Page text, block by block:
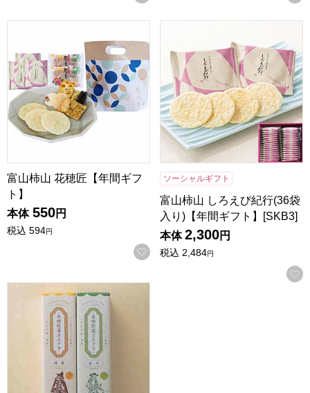
富山柿山 花穂匠【年間ギフ
ト】
本体 550円
税込 594円
お気に入りに登録する
ソーシャルギフト
富山柿山 しろえび紀行(36袋
入り)【年間ギフト】[SKB3]
本体 2,300円
税込 2,484円
杉谷本舗 長崎カステラ詰合せ【年間ギフト】